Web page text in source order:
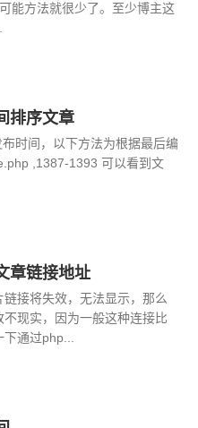
能方法就很少了。至少博主这
排序文章
时间，以下方法为根据最后编
,1387-1393 可以看到文
章链接地址
接将失效，无法显示，那么
现实，因为一般这种连接比
通过php...